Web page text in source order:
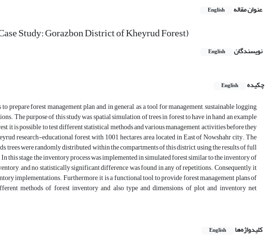
عنوان مقاله English
Study: Gorazbon District of Kheyrud Forest)
نویسندگان English
چکیده English
forest management plan and, in general, as a tool for management, sustainable logging
The purpose of this study was spatial simulation of trees in forest to have in hand an example
it is possible to test different statistical methods and various management activities before they
research-educational forest, with 1001 hectares area located in East of Nowshahr city. The
trees were randomly distributed within the compartments of this district, using the results of full
stage, the inventory process was implemented in simulated forest similar to the inventory of
and no statistically significant difference was found in any of repetitions. Consequently, it
implementations. Furthermore, it is a functional tool to provide forest management plans of
methods of forest inventory and also type and dimensions of plot and inventory net
کلیدواژه‌ها English